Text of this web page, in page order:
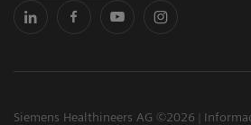
Siemens Healthineers AG ©2026